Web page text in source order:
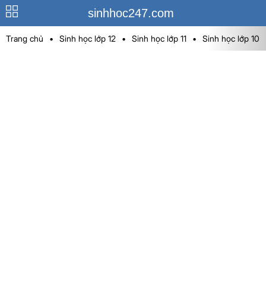
sinhhoc247.com
Trang chủ • Sinh học lớp 12 • Sinh học lớp 11 • Sinh học lớp 10